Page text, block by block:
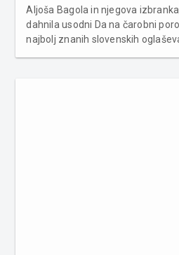
Aljoša Bagola in njegova
dahnila usodni Da na čarobni
najbolj znanih slovenskih